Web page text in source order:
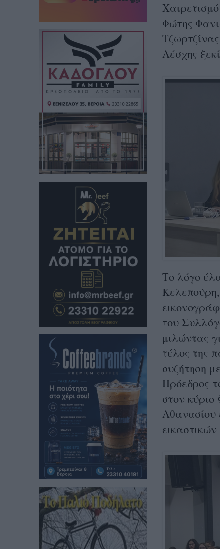
Φώτης
Λέσχης
Το λόγο
Κελεπούρη,
του
μιλώντας
τέλος της
συζήτηση
Πρόεδρος
στον κύριο
Αθανασίου